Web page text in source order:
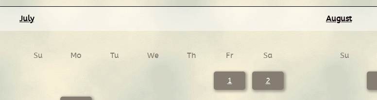
July
Su Mo Tu We Th Fr Sa
1 2
August
Su